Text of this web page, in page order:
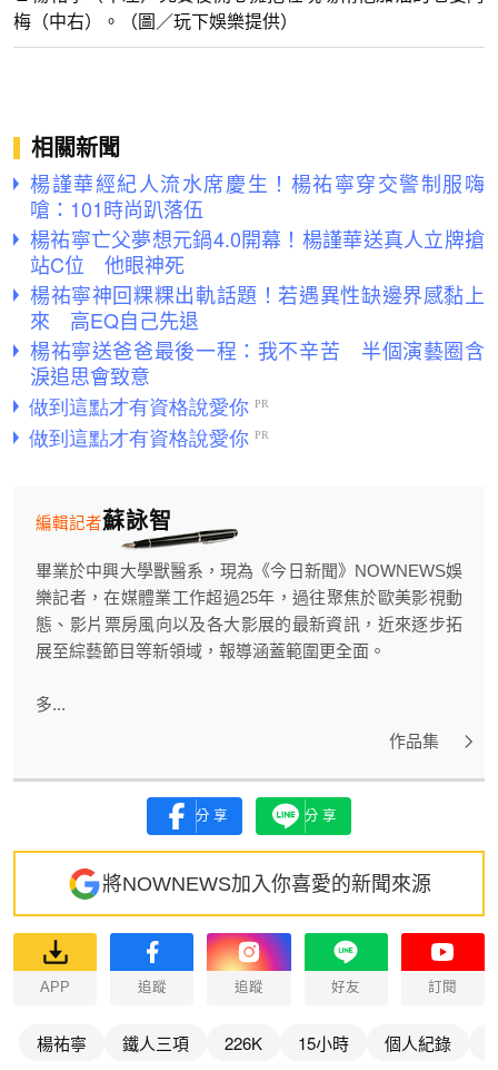
梅（中右）。（圖／玩下娛樂提供）
相關新聞
楊謹華經紀人流水席慶生！楊祐寧穿交警制服嗨
嗆：101時尚趴落伍
楊祐寧亡父夢想元鍋4.0開幕！楊謹華送真人立牌搶
站C位 他眼神死
楊祐寧神回粿粿出軌話題！若遇異性缺邊界感黏上
來 高EQ自己先退
楊祐寧送爸爸最後一程：我不辛苦 半個演藝圈含
淚追思會致意
蘇詠智
編輯記者
畢業於中興大學獸醫系，現為《今日新聞》NOWNEWS娛
樂記者，在媒體業工作超過25年，過往聚焦於歐美影視動
態、影片票房風向以及各大影展的最新資訊，近來逐步拓
展至綜藝節目等新領域，報導涵蓋範圍更全面。
多...
作品集
分享 分享
將NOWNEWS加入你喜愛的新聞來源
APP 追蹤 追蹤 好友 訂閱
楊祐寧 鐵人三項 226K 15小時 個人紀錄